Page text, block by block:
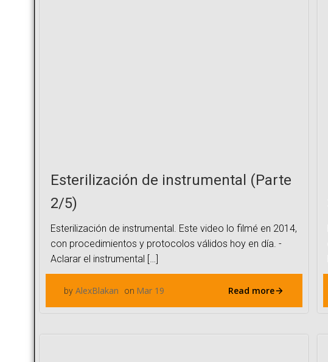
Esterilización de instrumental (Parte
2/5)
Esterilización de instrumental. Este video lo filmé en 2014,
con procedimientos y protocolos válidos hoy en día. -
Aclarar el instrumental […]
by AlexBlakan on Mar 19 Read more